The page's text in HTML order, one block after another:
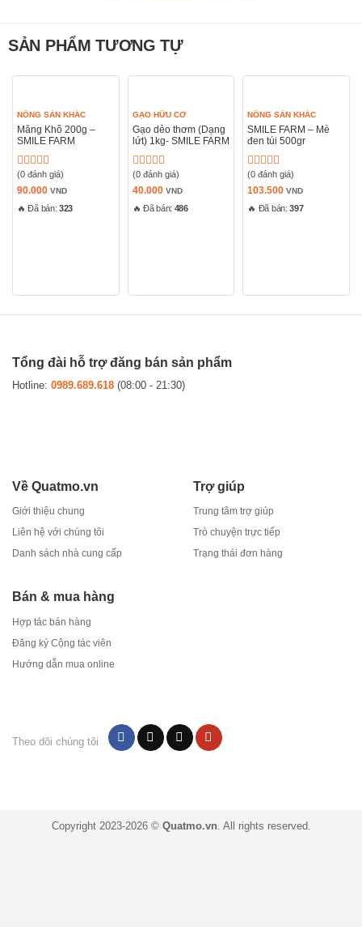
• Gạo dối 70% cám – BÚN gạo trắng
• Gạo dối, mè đen rang chín – BÚN gạo mè đen
Gạo được ngâm qua đêm với nước sạch sau đó đem xay bột và tráng
thành bánh. Những chiếc bánh sau đó được đem phơi 1 nắng cho dẻo
vừa đủ thì đem cắt rồi lại cho ra phơi ít nhất 1 nắng nữa để đạt độ khô
và giòn.
Bún không sử dụng hàn the và chất tạo màu, chất bảo quản. Sợi Bún
khô giòn dưới nắng vàng tự nhiên
SẢN PHẨM TƯƠNG TỰ
NÔNG SẢN KHÁC
Măng Khô 200g –
SMILE FARM
Được
xếp
0
(0 đánh giá)
90.000 VND
🔥 Đã bán: 323
GẠO HỮU CƠ
Gạo dẻo thơm (Dạng
lứt) 1kg- SMILE FARM
Được
xếp
0
(0 đánh giá)
40.000 VND
🔥 Đã bán: 486
NÔNG SẢN KHÁC
SMILE FARM – Mè
đen túi 500gr
Được
xếp
0
(0 đánh giá)
103.500VND
🔥 Đã bán:397
Tổng đài hỗ trợ đăng bán sản phẩm
Hotline: 0989.689.618 (08:00 - 21:30)
Về Quatmo.vn
Giới thiệu chung
Liên hệ với chúng tôi
Danh sách nhà cung cấp
Trợ giúp
Trung tâm trợ giúp
Trò chuyện trực tiếp
Trạng thái đơn hàng
Bán & mua hàng
Hợp tác bán hàng
Đăng ký Cộng tác viên
Hướng dẫn mua online
Theo dõi chúng tôi
Copyright 2023-2026 © Quatmo.vn . All rights reserved.